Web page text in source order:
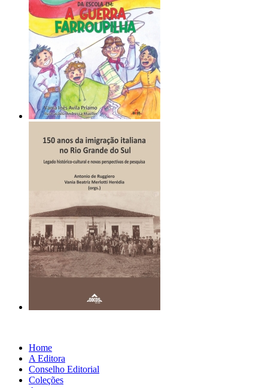
Home
A Editora
Conselho Editorial
Coleções